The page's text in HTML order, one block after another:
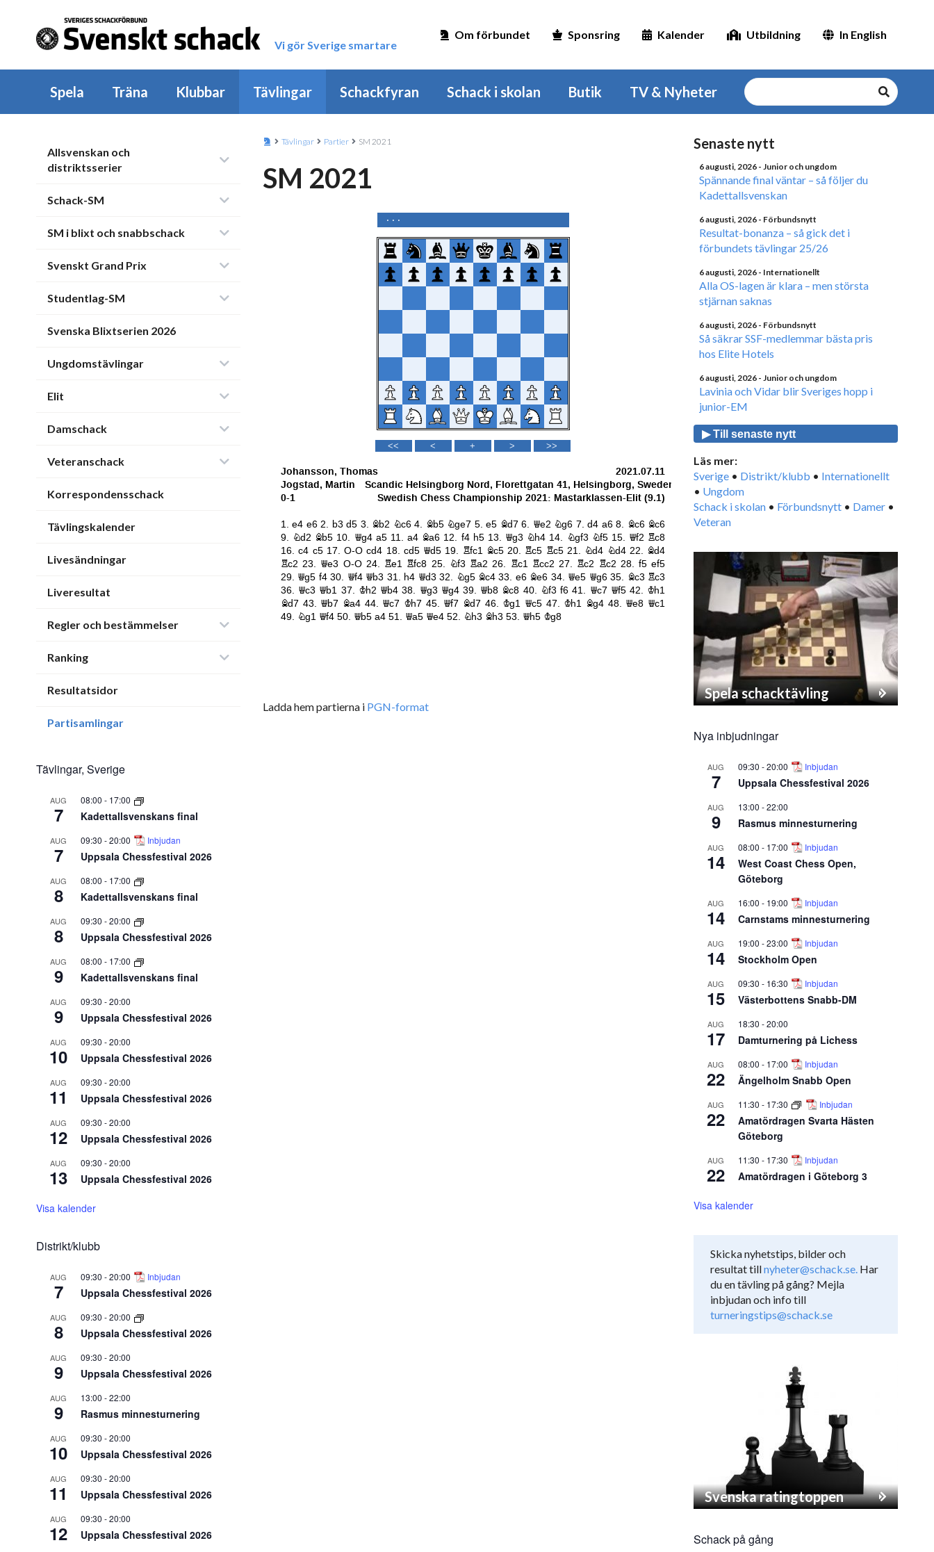
Vi gör Sverige smartare
Om förbundet Sponsring Kalender Utbildning In English
Spela Träna Klubbar Tävlingar Schackfyran Schack i skolan Butik TV & Nyheter
Allsvenskan och
distriktsserier
Schack-SM
SM i blixt och snabbschack
Svenskt Grand Prix
Studentlag-SM
Svenska Blixtserien 2026
Ungdomstävlingar
Elit
Damschack
Veteranschack
Korrespondensschack
Tävlingskalender
Livesändningar
Liveresultat
Regler och bestämmelser
Ranking
Resultatsidor
Partisamlingar
Tävlingar, Sverige
AUG
7
08:00 - 17:00
Kadettallsvenskans final
AUG
7
09:30 -20:00 Inbjudan
Uppsala Chessfestival 2026
AUG
8
08:00 - 17:00
Kadettallsvenskans final
AUG
8
09:30 -20:00
Uppsala Chessfestival 2026
AUG
9
08:00 - 17:00
Kadettallsvenskans final
AUG
9
09:30 -20:00
Uppsala Chessfestival 2026
AUG
10
09:30 -20:00
Uppsala Chessfestival 2026
AUG
11
09:30 -20:00
Uppsala Chessfestival 2026
AUG
12
09:30 -20:00
Uppsala Chessfestival 2026
AUG
13
09:30 -20:00
Uppsala Chessfestival 2026
Visa kalender
Distrikt/klubb
AUG
7
09:30 -20:00 Inbjudan
Uppsala Chessfestival 2026
AUG
8
09:30 -20:00
Uppsala Chessfestival 2026
AUG
9
09:30 -20:00
Uppsala Chessfestival 2026
AUG
9
13:00 -22:00
Rasmus minnesturnering
AUG
10
09:30 -20:00
Uppsala Chessfestival 2026
AUG
11
09:30 -20:00
Uppsala Chessfestival 2026
AUG
12
09:30 -20:00
Uppsala Chessfestival 2026
Tävlingar Partier SM 2021
SM 2021
Ladda hem partierna i PGN-format
Senaste nytt
6 augusti, 2026 - Junior och ungdom
Spännande final väntar – så följer du
Kadettallsvenskan
6 augusti, 2026 - Förbundsnytt
Resultat-bonanza – så gick det i
förbundets tävlingar 25/26
6 augusti, 2026 - Internationellt
Alla OS-lagen är klara – men största
stjärnan saknas
6 augusti, 2026 - Förbundsnytt
Så säkrar SSF-medlemmar bästa pris
hos Elite Hotels
6 augusti, 2026 - Junior och ungdom
Lavinia och Vidar blir Sveriges hopp i
junior-EM
▶ Till senaste nytt
Läs mer:
Sverige • Distrikt/klubb • Internationellt
• Ungdom
Schack i skolan • Förbundsnytt • Damer •
Veteran
Spela schacktävling
Nya inbjudningar
AUG
7
09:30 -20:00 Inbjudan
Uppsala Chessfestival 2026
AUG
9
13:00 -22:00
Rasmus minnesturnering
AUG
14
08:00 - 17:00 Inbjudan
West Coast Chess Open,
Göteborg
AUG
14
16:00 - 19:00 Inbjudan
Carnstams minnesturnering
AUG
14
19:00 -23:00 Inbjudan
Stockholm Open
AUG
15
09:30 - 16:30 Inbjudan
Västerbottens Snabb-DM
AUG
17
18:30 -20:00
Damturnering på Lichess
AUG
22
08:00 - 17:00 Inbjudan
Ängelholm Snabb Open
AUG
22
11:30 - 17:30 Inbjudan
Amatördragen Svarta Hästen
Göteborg
AUG
22
11:30 - 17:30 Inbjudan
Amatördragen i Göteborg 3
Visa kalender
Skicka nyhetstips, bilder och
resultat tillnyheter@schack.se. Har
du en tävling på gång? Mejla
inbjudan och info till
turneringstips@schack.se
Svenska ratingtoppen
Schack på gång